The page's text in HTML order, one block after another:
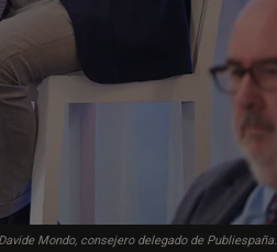
Mondo, consejero delegado de Publiespaña.